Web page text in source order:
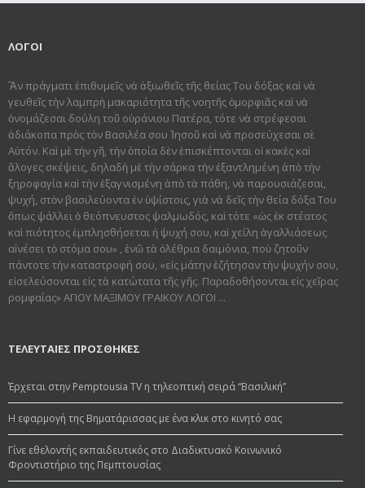
ΛΟΓΟΙ
Ἂν πράγματι ἐπιθυμεῖς νὰ ἀξιωθεῖς τῆς θείας Του δόξας καὶ νὰ
γευθεῖς τὴν λαμπρὴ μακαριότητα τῆς νοητῆς ὀμορφιᾶς καὶ νὰ
ὀνομάζεσαι δούλη τοῦ οὐράνιου Πατέρα, τότε νὰ στρέφεσαι
ἀδιάκοπα πρὸς τὸν Βασιλέα σου Ἰησοῦ καὶ νὰ προσεύχεσαι σὲ
Αὐτόν. Καὶ μὲ τὴν γῆ, τὴν ὁποία δὲν ἐπισκέπτονται οἱ κακὲς καὶ
ἄλογες σκέψεις, δηλαδὴ μὲ τὴν σάρκα τὴν ἐξαντλημένη ἀπὸ τὴν
ξηροφαγία καὶ τὴν ἐξαγνισμένη ἀπὸ τὰ πάθη, νὰ παρουσιάζεσαι,
ψυχή, στὸν βασιλεύοντα ἐν ὑψίστοις, γιὰ νὰ δεῖς τὴν θεία δόξα Του
ὅπως ψάλλει ὁ θεόπνευστος ψαλμωδός, καὶ τότε «ὡς ἐκ στέατος
καὶ πιότητος ἐμπλησθήσεται ἡ ψυχή σου, καὶ χείλη ἀγαλλιάσεως
αἰνέσει τὸ στόμα σου» , ἐνῶ τὰ ὀλέθρια δαιμόνια, ποὺ ζητοῦν
πάντοτε τὴν καταστροφή σου, «εἰς μάτην ἐζήτησαν τὴν ψυχήν σου,
εἰσελεύσονται εἰς τὰ κατώτατα τῆς γῆς. Παραδοθήσον­ται εἰς χεῖρας
ρομφαίας» ΑΓΙΟΥ ΜΑΞΙΜΟΥ ΓΡΑΙΚΟΥ ΛΟΓΟΙ ...
ΤΕΛΕΥΤΑΙΕΣ ΠΡΟΣΘΗΚΕΣ
Έρχεται στην Pemptousia TV η τηλεοπτική σειρά “Βασιλική”
Η εφαρμογή της Βηματάρισσας με ένα κλικ στο κινητό σας
Γίνε εθελοντής εκπαιδευτικός στο Διαδικτυακό Κοινωνικό
Φροντιστήριο της Πεμπτουσίας